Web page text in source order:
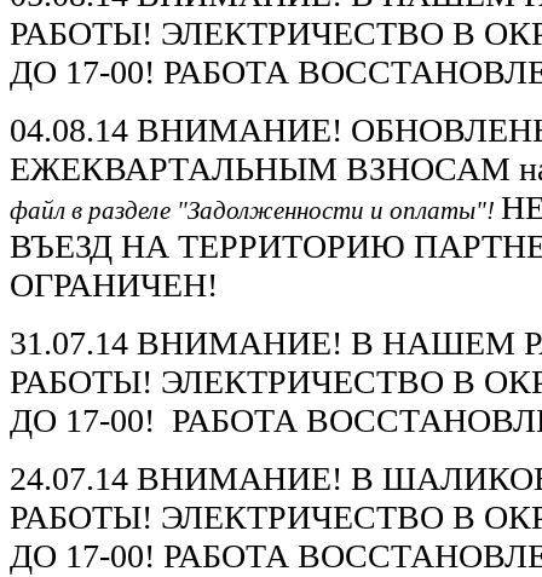
РАБОТЫ! ЭЛЕКТРИЧЕСТВО В
ДО 17-00! РАБОТА
04.08.14 ВНИМАНИЕ!
ЕЖЕКВАРТАЛЬНЫМ ВЗНОСАМ на
файл в разделе "Задолженности и оплаты"!
ВЪЕЗД НА ТЕРРИТОРИЮ
ОГРАНИЧЕН!
31.07.14 ВНИМАНИЕ! В НАШЕМ
РАБОТЫ! ЭЛЕКТРИЧЕСТВО В
ДО 17-00! РАБОТА
24.07.14 ВНИМАНИЕ! В
РАБОТЫ! ЭЛЕКТРИЧЕСТВО В
ДО 17-00! РАБОТА